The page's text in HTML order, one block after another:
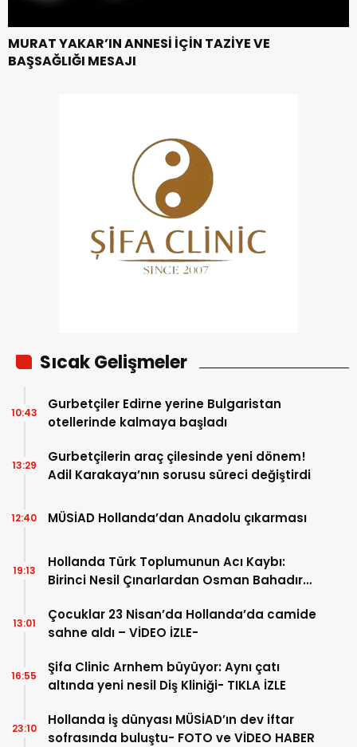
MURAT YAKAR’IN ANNESİ İÇİN TAZİYE VE
BAŞSAĞLIĞI MESAJI
Sıcak Gelişmeler
Gurbetçiler Edirne yerine Bulgaristan
otellerinde kalmaya başladı
10:43
Gurbetçilerin araç çilesinde yeni dönem!
Adil Karakaya’nın sorusu süreci değiştirdi
13:29
MÜSİAD Hollanda’dan Anadolu çıkarması
12:40
Hollanda Türk Toplumunun Acı Kaybı:
Birinci Nesil Çınarlardan Osman Bahadır
19:13
Çocuklar 23 Nisan’da Hollanda’da camide
sahne aldı – VİDEO İZLE-
13:01
Şifa Clinic Arnhem büyüyor: Aynı çatı
altında yeni nesil Diş Kliniği- TIKLA İZLE
16:55
Hollanda iş dünyası MÜSİAD’ın dev iftar
sofrasında buluştu- FOTO ve VİDEO HABER
23:10